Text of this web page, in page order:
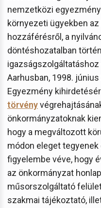
nemzetközi
környezeti ügyekben
hozzáférésről, a
döntéshozatalban
Aarhusban, 1998.
Egyezmény
törvény
önkormányzatoknak
hogy a megváltozott
módon eleget
figyelembe véve, hogy
az önkormányzat
műsorszolgáltató
szakmai tájékoztató,